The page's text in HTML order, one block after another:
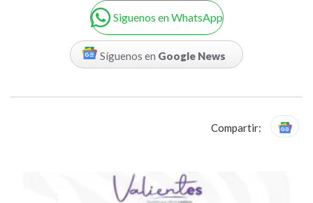
Siguenos en WhatsApp
Síguenos en Google News
Compartir: